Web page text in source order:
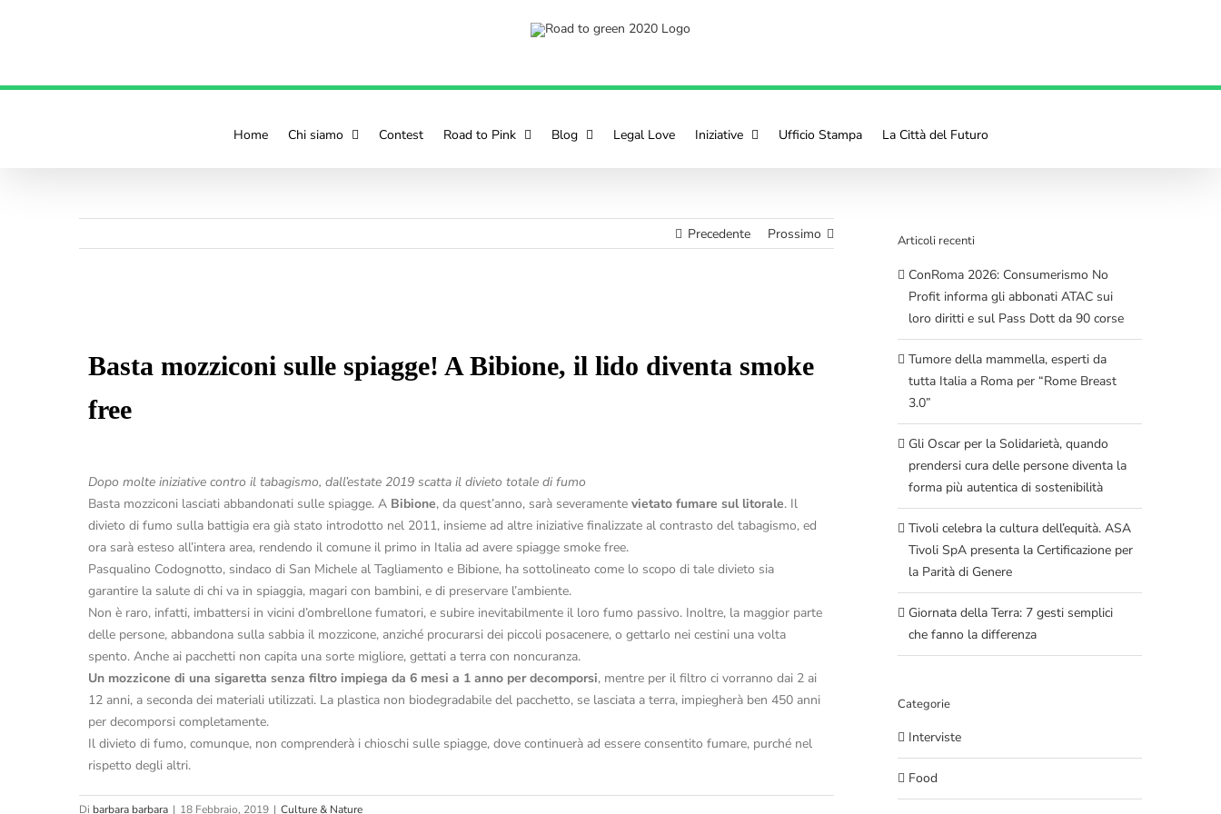
Home Chi siamo Contest Road to Pink Blog Legal Love Iniziative Ufficio Stampa La Città del Futuro
Precedente Prossimo
Basta mozziconi sulle spiagge! A Bibione, il lido diventa smoke
free
Dopo molte iniziative contro il tabagismo, dall’estate 2019 scatta il divieto totale di fumo
Basta mozziconi lasciati abbandonati sulle spiagge. A Bibione, da quest’anno, sarà severamente vietato fumare sul litorale. Il
divieto di fumo sulla battigia era già stato introdotto nel 2011, insieme ad altre iniziative finalizzate al contrasto del tabagismo, ed
ora sarà esteso all’intera area, rendendo il comune il primo in Italia ad avere spiagge smoke free.
Pasqualino Codognotto, sindaco di San Michele al Tagliamento e Bibione, ha sottolineato come lo scopo di tale divieto sia
garantire la salute di chi va in spiaggia, magari con bambini, e di preservare l’ambiente.
Non è raro, infatti, imbattersi in vicini d’ombrellone fumatori, e subire inevitabilmente il loro fumo passivo. Inoltre, la maggior parte
delle persone, abbandona sulla sabbia il mozzicone, anziché procurarsi dei piccoli posacenere, o gettarlo nei cestini una volta
spento. Anche ai pacchetti non capita una sorte migliore, gettati a terra con noncuranza.
Un mozzicone di una sigaretta senza filtro impiega da 6 mesi a 1 anno per decomporsi, mentre per il filtro ci vorranno dai 2 ai
12 anni, a seconda dei materiali utilizzati. La plastica non biodegradabile del pacchetto, se lasciata a terra, impiegherà ben 450 anni
per decomporsi completamente.
Il divieto di fumo, comunque, non comprenderà i chioschi sulle spiagge, dove continuerà ad essere consentito fumare, purché nel
rispetto degli altri.
Di barbara barbara | 18 Febbraio, 2019 | Culture & Nature
Articoli recenti
ConRoma 2026: Consumerismo No
Profit informa gli abbonati ATAC sui
loro diritti e sul Pass Dott da 90 corse
Tumore della mammella, esperti da
tutta Italia a Roma per “Rome Breast
3.0”
Gli Oscar per la Solidarietà, quando
prendersi cura delle persone diventa la
forma più autentica di sostenibilità
Tivoli celebra la cultura dell’equità. ASA
Tivoli SpA presenta la Certificazione per
la Parità di Genere
Giornata della Terra: 7 gesti semplici
che fanno la differenza
Categorie
Interviste
Food